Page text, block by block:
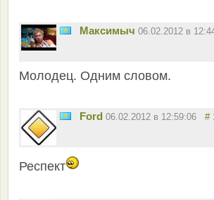
Максимыч 06.02.2012 в
Молодец. Одним словом.
Ford 06.02.2012 в 12:59:06 #
Респект